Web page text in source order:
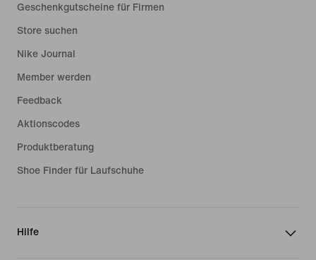
Geschenkgutscheine für Firmen
Store suchen
Nike Journal
Member werden
Feedback
Aktionscodes
Produktberatung
Shoe Finder für Laufschuhe
Hilfe